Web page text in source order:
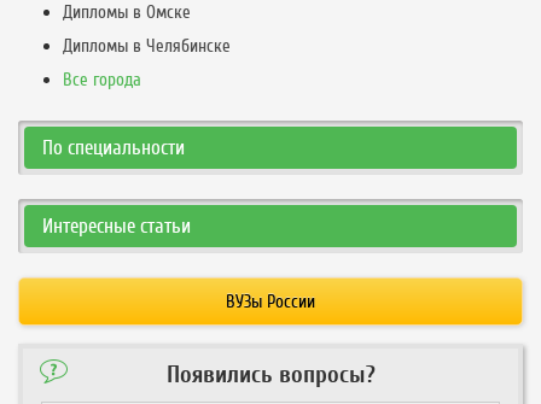
Дипломы в Омске
Дипломы в Челябинске
Все города
По специальности
Интересные статьи
ВУЗы России
Появились вопросы?